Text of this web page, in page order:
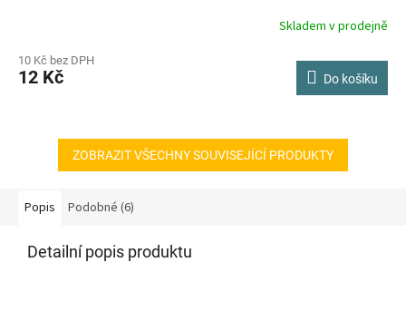
Skladem v prodejně
10 Kč bez DPH
12 Kč Do košíku
ZOBRAZIT VŠECHNY SOUVISEJÍCÍ PRODUKTY
Popis Podobné (6)
Detailní popis produktu